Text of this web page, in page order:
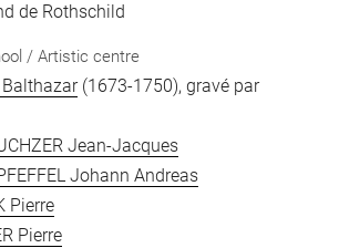
de Rothschild
/ Artistic centre
Balthazar(1673-1750), gravé par
Jean-Jacques
Johann Andreas
Pierre
Pierre